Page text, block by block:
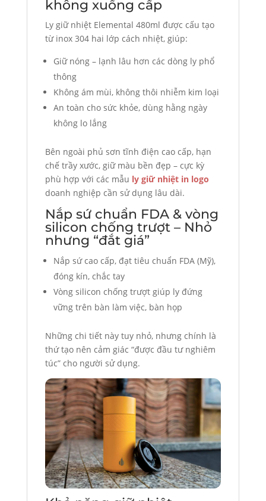
không xuống cấp
Ly giữ nhiệt Elemental 480ml được cấu tạo
từ inox 304 hai lớp cách nhiệt, giúp:
Giữ nóng – lạnh lâu hơn các dòng ly phổ
thông
Không ám mùi, không thôi nhiễm kim loại
An toàn cho sức khỏe, dùng hằng ngày
không lo lắng
Bên ngoài phủ sơn tĩnh điện cao cấp, hạn
chế trầy xước, giữ màu bền đẹp – cực kỳ
phù hợp với các mẫu ly giữ nhiệt in logo
doanh nghiệp cần sử dụng lâu dài.
Nắp sứ chuẩn FDA & vòng
silicon chống trượt – Nhỏ
nhưng “đắt giá”
Nắp sứ cao cấp, đạt tiêu chuẩn FDA (Mỹ),
đóng kín, chắc tay
Vòng silicon chống trượt giúp ly đứng
vững trên bàn làm việc, bàn họp
Những chi tiết này tuy nhỏ, nhưng chính là
thứ tạo nên cảm giác “được đầu tư nghiêm
túc” cho người sử dụng.